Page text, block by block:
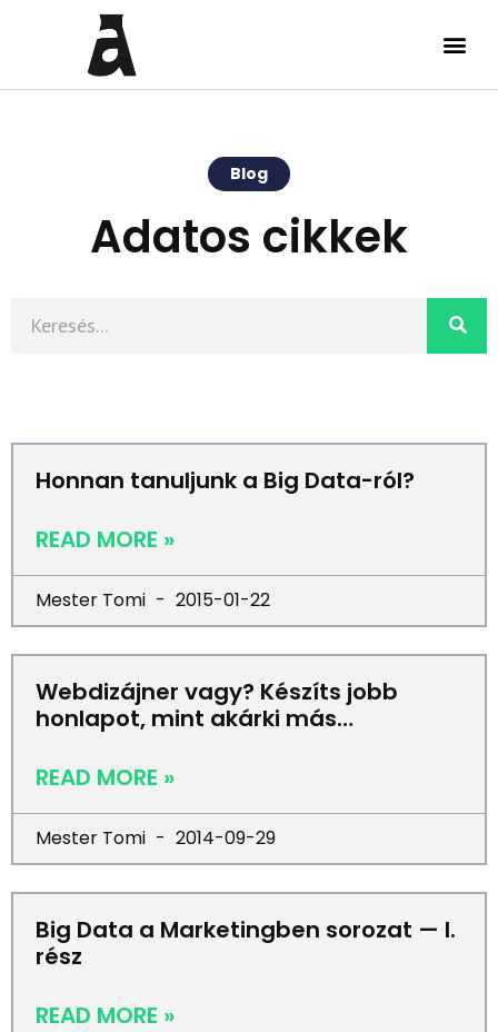
Blog
Adatos cikkek
Honnan tanuljunk a Big Data-ról?
READ MORE »
Mester Tomi 2015-01-22
Webdizájner vagy? Készíts jobb
honlapot, mint akárki más…
READ MORE »
Mester Tomi 2014-09-29
Big Data a Marketingben sorozat — I.
rész
READ MORE »